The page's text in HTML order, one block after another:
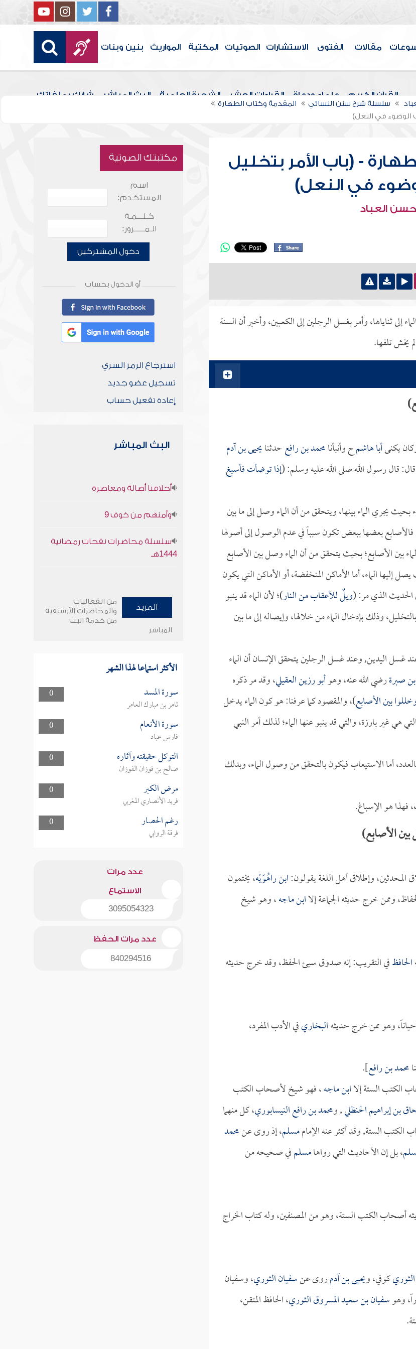
مقالات الفتوى الاستشارات الصوتيات المكتبة المواريث بنين وبنات
القرآن الكريم علماء ودعاة القراءات العشر الشجرة العلمية البث المباشر شارك بملفاتك
سلسلة شرح سنن النسائي
المقدمة وكتاب الطهارة
الوضوء في النعل)
- (باب الأمر بتخليل
في النعل)
العباد
ثناياها، وأمر بغسل الرجلين إلى الكعبين، وأخبر أن السنة
يخش تلفها.
يكنىأبا هاشمح وأنبأنامحمد بن رافعحدثنايحيى بن آدم
قال رسول الله صلى الله عليه وسلم: (إذا توضأت فأسبغ
يجري الماء بينها، ويتحقق من أن الماء وصل إلى ما بين
فالأصابع بعضها ببعض تكون سبباً في عدم الوصول إلى أصولها
بين الأصابع؛ بحيث يتحقق من أن الماء وصل بين الأصابع
إليها الماء، أما الأماكن المنخفضة، أو الأماكن التي يكون
الحديث الذي مر: (ويلٌ للأعقاب من النار)؛ لأن الماء قد ينبو
وذلك بإدخال الماء من خلالها، وإيصاله إلى ما بين
غسل اليدين, وعند غسل الرجلين يتحقق الإنسان أن الماء
صبرةرضي الله عنه، وهوأبو رزين العقيلي، وقد مر ذكره
بين الأصابع)، والمقصود كما عرفنا: هو كون الماء يدخل
غير بارزة، والتي قد ينبو عنها الماء؛ لذلك أمر النبي
أما الاستيعاب فيكون بالتحقق من وصول الماء، وبدلك
فهذا هو الإسباغ.
الأصابع)
المحدثين، وإطلاق أهل اللغة يقولون:ابن راهُوَيْه، يختمون
وممن خرج حديثه الجماعة إلاابن ماجه، وهو شيخ
الحافظفي التقريب: إنه صدوق سيئ الحفظ، وقد خرج حديثه
وهو ممن خرج حديثهالبخاريفي الأدب المفرد،
محمد بن رافع].
الكتب الستة إلاابن ماجه، فهو شيخ لأصحاب الكتب
بن إبراهيم الحنظلي, ومحمد بن رافع النيسابوري، كل منهما
الستة, وقد أكثر عنه الإماممسلم، إذ روى عنمحمد
، بل إن الأحاديث التي رواهامسلمفي صحيحه من
أصحاب الكتب الستة، وهو من المصنفين، وله كتاب الخراج
كوفي، ويحيى بن آدمروى عنسفيان الثوري، وسفيان
وهوسفيان بن سعيد المسروق الثوري، الحافظ المتقن،
مكتبتك الصوتية
اسم
المستخدم:
كـلـــمـة
الـمـــــرور:
دخول المشتركين
أو الدخول بحساب
استرجاع الرمز السري
تسجيل عضو جديد
إعادة تفعيل حساب
البث المباشر
أخلاقنا أصالة ومعاصرة
وأمنهم من خوف 9
سلسلة محاضرات نفحات رمضانية
1444هـ
المزيد
من الفعاليات
والمحاضرات الأرشيفية
من خدمة البث
المباشر
الأكثر استماعا لهذا الشهر
0 سورة المسد
ثامر بن مبارك العامر
0
سورة الأنعام
فارس عباد
0
التوكل حقيقته وآثاره
صالح بن فوزان الفوزان
0
مرض الكبر
فريد الأنصاري المغربي
0
رغم الحصار
فرقة الروابي
عدد مرات
الاستماع
3095054323
عدد مرات الحفظ
840294516